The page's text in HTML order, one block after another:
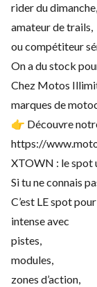
rider du dimanche,
amateur de trails,
ou compétiteur
On a du stock
Chez Motos
marques de
👉 Découvre
https://
XTOWN : le
Si tu ne connais
C’est LE spot
intense avec
pistes,
modules,
zones d’action,